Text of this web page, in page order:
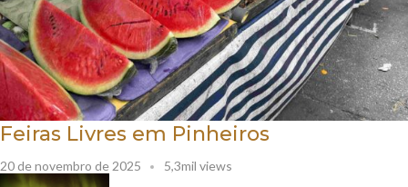
Feiras Livres em Pinheiros
20 de novembro de 2025 5,3mil views